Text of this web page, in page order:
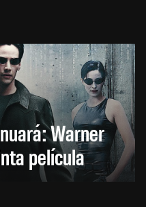
Warner
película